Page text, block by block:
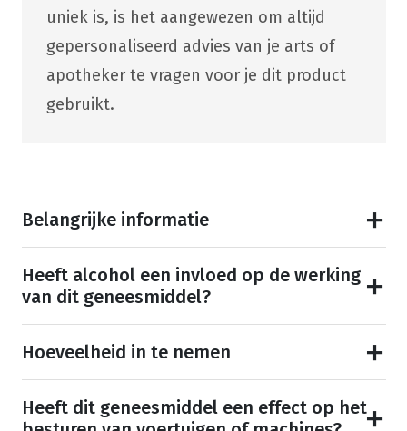
uniek is, is het aangewezen om altijd
gepersonaliseerd advies van je arts of
apotheker te vragen voor je dit product
gebruikt.
Belangrijke informatie
Heeft alcohol een invloed op de werking
van dit geneesmiddel?
Hoeveelheid in te nemen
Heeft dit geneesmiddel een effect op het